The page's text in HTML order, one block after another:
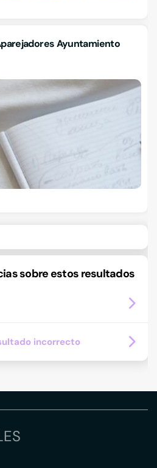
Ayuntamiento
sobre estos resultados
incorrecto